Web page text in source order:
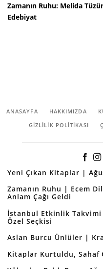
Zamanın Ruhu: Melida
Edebiyat
ANASAYFA HAKKIMIZDA
GIZLILIK POLITIKASI
Yeni Çıkan Kitaplar |
Zamanın Ruhu | Ecem
Anlam Çağı Geldi
İstanbul Etkinlik
Özel Seçkisi
Aslan Burcu Ünlüler |
Kitaplar Kurtuldu, Sahaf